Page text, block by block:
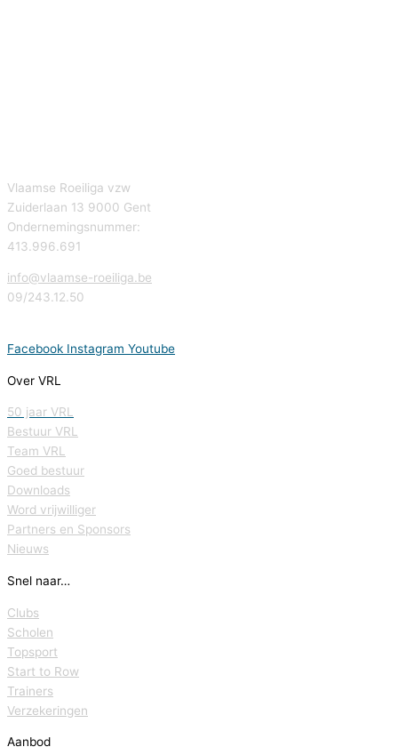
Vlaamse Roeiliga vzw
Zuiderlaan 13 9000 Gent
Ondernemingsnummer:
413.996.691
info@vlaamse-roeiliga.be
09/243.12.50
Facebook Instagram Youtube
Over VRL
50 jaar VRL
Bestuur VRL
Team VRL
Goed bestuur
Downloads
Word vrijwilliger
Partners en Sponsors
Nieuws
Snel naar…
Clubs
Scholen
Topsport
Start to Row
Trainers
Verzekeringen
Aanbod